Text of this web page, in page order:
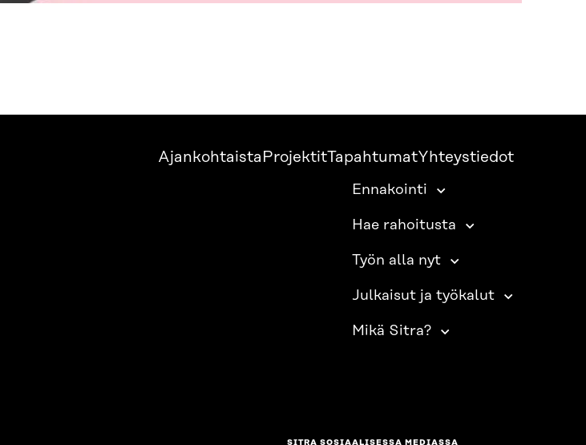
Ajankohtaista ProjektitTapahtumatYhteystiedot
Ennakointi
Hae rahoitusta
Työn alla nyt
Julkaisut ja työkalut
Mikä Sitra?
SITRA SOSIAALISESSA MEDIASSA